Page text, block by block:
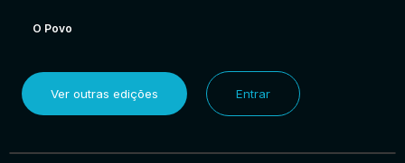
O Povo
Ver outras edições Entrar